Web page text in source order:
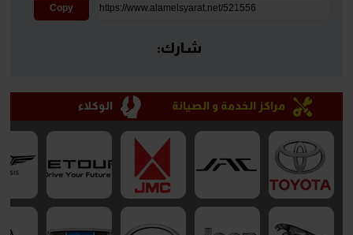
Copy
شارك:
مراكز الخدمة و الصيانة الوكلاء